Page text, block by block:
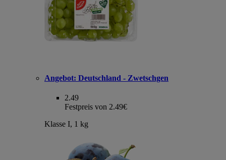
Angebot: Deutschland - Zwetschgen
2.49
Festpreis von 2.49€
Klasse I, 1 kg